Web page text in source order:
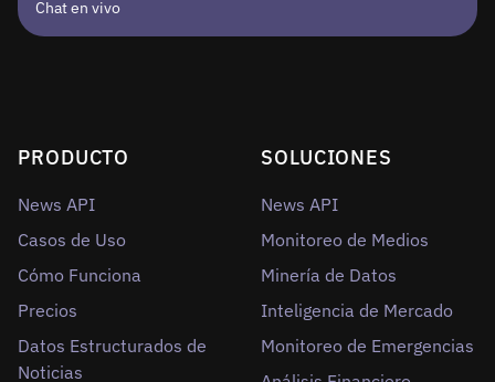
Chat en vivo
PRODUCTO
News API
Casos de Uso
Cómo Funciona
Precios
Datos Estructurados de
Noticias
SOLUCIONES
News API
Monitoreo de Medios
Minería de Datos
Inteligencia de Mercado
Monitoreo de Emergencias